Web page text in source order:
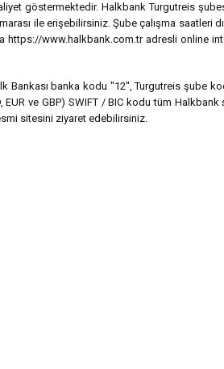
göstermektedir. Halkbank Turgutreis
ile erişebilirsiniz. Şube çalışma saatleri
www.halkbank.com.tr adresli online
Bankası banka kodu "12", Turgutreis şube
EUR ve GBP) SWIFT / BIC kodu tüm Halkbank
sitesini ziyaret edebilirsiniz.